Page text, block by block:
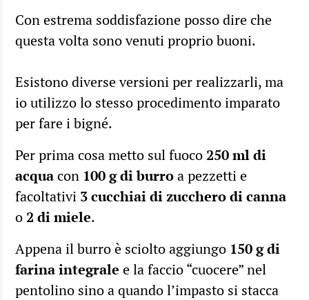
Con estrema soddisfazione posso dire che
questa volta sono venuti proprio buoni.
Esistono diverse versioni per realizzarli, ma
io utilizzo lo stesso procedimento imparato
per fare i bigné.
Per prima cosa metto sul fuoco250 ml di
acquacon 100 g di burroa pezzetti e
facoltativi 3 cucchiai di zucchero di canna
o2 di miele.
Appena il burro è sciolto aggiungo 150 g di
farina integrale e la faccio “cuocere” nel
pentolino sino a quando l’impasto si stacca